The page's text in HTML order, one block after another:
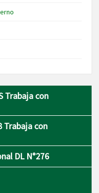
Trabaja con
Trabaja con
DL N°276